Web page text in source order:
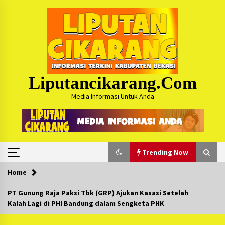
Liputancikarang.com
Media Informasi Untuk Anda
Trending Now
Trending Now
Posko Mudik Kosmi Jurpala 2026 Hadirkan
Home
PT Gunung Raja Paksi Tbk (GRP) Ajukan Kasasi Setelah
Kalah Lagi di PHI Bandung dalam Sengketa PHK